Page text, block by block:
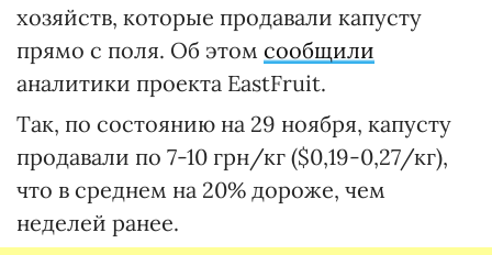
хозяйств, которые продавали капусту
прямо с поля. Об этом сообщили
аналитики проекта EastFruit.
Так, по состоянию на 29 ноября, капусту
продавали по 7-10 грн/кг ($0,19-0,27/кг),
что в среднем на 20% дороже, чем
неделей ранее.